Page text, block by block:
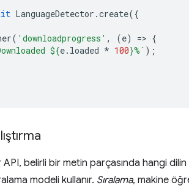
LanguageDetector .create({
( 'downloadprogress' , (e) => {
${e. loaded * 100}%` );
belirli bir metin parçasında hangi dilin
modeli kullanır. Sıralama, makine